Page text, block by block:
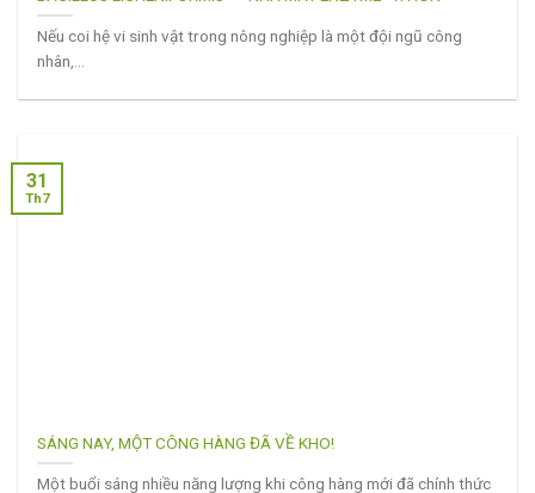
Nếu coi hệ vi sinh vật trong nông nghiệp là một đội ngũ công
nhân,...
SÁNG NAY, MỘT CÔNG HÀNG ĐÃ VỀ KHO!
Một buổi sáng nhiều năng lượng khi công hàng mới đã chính thức
31
Th7